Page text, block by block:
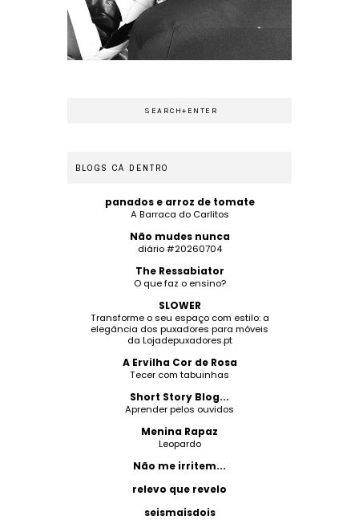
BLOGS CÁ DENTRO
panados e arroz de tomate
A Barraca do Carlitos
Não mudes nunca
diário #20260704
The Ressabiator
O que faz o ensino?
SLOWER
Transforme o seu espaço com estilo: a
elegância dos puxadores para móveis
da Lojadepuxadores.pt
A Ervilha Cor de Rosa
Tecer com tabuinhas
Short Story Blog...
Aprender pelos ouvidos
Menina Rapaz
Leopardo
Não me irritem...
relevo que revelo
seismaisdois